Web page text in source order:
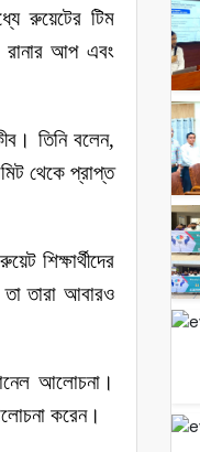
রুয়েটের টিম
আপ এবং
তিনি বলেন,
থেকে প্রাপ্ত
শিক্ষার্থীদের
তারা আবারও
আলোচনা।
করেন।